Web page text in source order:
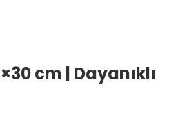
cm | Dayanıklı